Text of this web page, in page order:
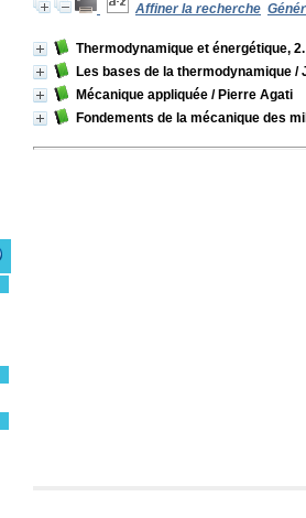
Affiner la recherche
Thermodynamique et énergétique,
Les bases de la thermodynamique /
Mécanique appliquée / Pierre Agati
Fondements de la mécanique des